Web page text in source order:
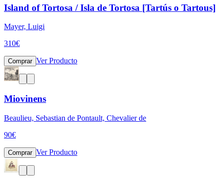
Island of Tortosa / Isla de Tortosa [Tartús o Tartous]
Mayer, Luigi
310€
Comprar Ver Producto
Miovinens
Beaulieu, Sebastian de Pontault, Chevalier de
90€
Comprar Ver Producto